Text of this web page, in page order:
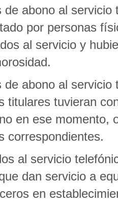
abono al
por personas
al servicio y
abono al
titulares tuvieran
en ese momento,
correspondientes.
al servicio
dan servicio a
en